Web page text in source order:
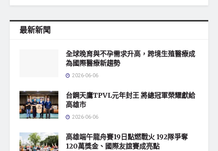
最新新聞
全球晚育與不孕需求升高，跨境生殖醫療成
為國際醫療新趨勢
2026-06-06
台鋼天鷹TPVL元年封王 將總冠軍榮耀獻給
高雄市
2026-06-06
高雄端午龍舟賽19日點燃戰火 192隊爭奪
120萬獎金、國際友誼賽成亮點